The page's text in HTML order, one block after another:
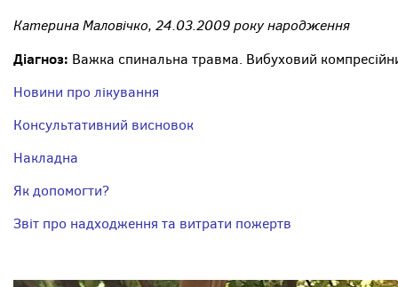
Катерина Маловічко, 24.03.2009 року народження
Діагноз: Важка спинальна травма. Вибуховий
Новини про лікування
Консультативний висновок
Накладна
Як допомогти?
Звіт про надходження та витрати пожертв